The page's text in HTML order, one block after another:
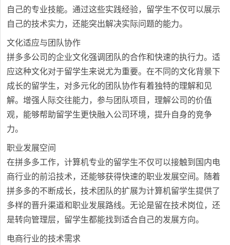
自己的专业技能。通过这些实践经验，留学生不仅可以展示
自己的技术实力，还能突出解决实际问题的能力。
文化适应与团队协作
拼多多公司的企业文化强调团队的合作和快速的执行力。适
应这种文化对于留学生来说尤为重要。在不同的文化背景下
成长的留学生，对多元化的团队协作有着独特的理解和见
解。增强人际交往能力，参与团队项目，理解公司的价值
观，能够帮助留学生更快融入公司环境，提升自身的竞争
力。
职业发展空间
在拼多多工作，计算机专业的留学生不仅可以接触到国内电
商行业的前沿技术，还能够获得快速的职业发展空间。随着
拼多多的不断成长，技术团队的扩展为计算机留学生提供了
多样的晋升渠道和职业发展路线。无论是留在技术岗位，还
是转向管理层，留学生都能找到适合自己的发展方向。
电商行业的技术需求